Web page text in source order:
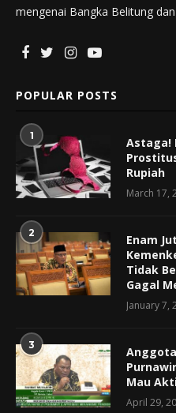
mengenai Bangka Belitung
POPULAR POSTS
1
Astaga!
Rupiah
March 17,
2
Enam
Tidak
Gagal
January 7,
3
Mau
April 29,